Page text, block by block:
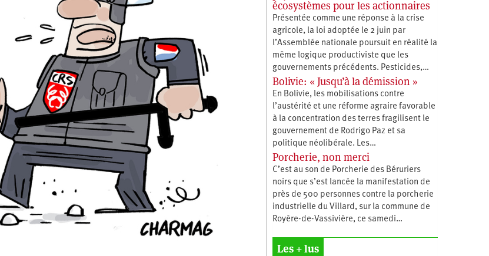
écosystèmes pour les actionnaires
Présentée comme une réponse à la crise
agricole, la loi adoptée le 2 juin par
l’Assemblée nationale poursuit en réalité la
même logique productiviste que les
gouvernements précédents. Pesticides,…
Bolivie: « Jusqu’à la démission »
En Bolivie, les mobilisations contre
l’austérité et une réforme agraire favorable
à la concentration des terres fragilisent le
gouvernement de Rodrigo Paz et sa
politique néolibérale. Les…
Porcherie, non merci
C’est au son de Porcherie des Béruriers
noirs que s’est lancée la manifestation de
près de 500 personnes contre la porcherie
industrielle du Villard, sur la commune de
Royère-de-Vassivière, ce samedi…
Les + lus